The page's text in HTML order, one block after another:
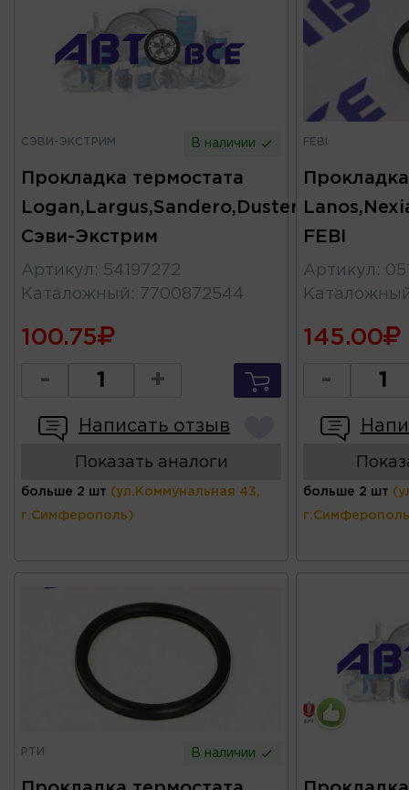
СЭВИ-ЭКСТРИМ В наличии
Прокладка термостата
Logan,Largus,Sandero,Duster
Сэви-Экстрим
Артикул : 54197272
Каталожный : 7700872544
100.75
- +
Написать отзыв
Показать аналоги
больше 2 шт (ул.Коммунальная 43,
г.Симферополь)
FEBI
FEBI
Артикул :
145.00
-
больше 2 шт
РТИ В наличии